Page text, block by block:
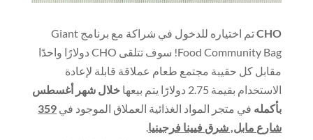
CHO
تم اختياره للدخول في شراكة مع برنامج Giant
Food Community Bag! سوف تتلقى CHO دولارًا واحدًا
مقابل كل حقيبة مجتمع طعام عملاقة قابلة لإعادة
الاستخدام بقيمة 2.75 دولارًا يتم بيعها
خلال شهر أغسطس
بأكمله في متجر المواد الغذائية العملاق الموجود في 359
شارع مابل, شرق فيينا فرجينيا.